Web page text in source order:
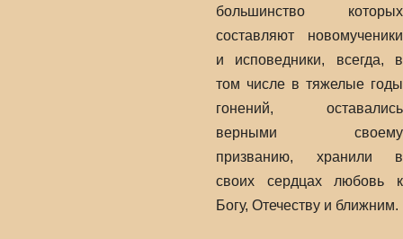
большинство которых
составляют новомученики
и исповедники, всегда, в
том числе в тяжелые годы
гонений, оставались
верными своему
призванию, хранили в
своих сердцах любовь к
Богу, Отечеству и ближним.